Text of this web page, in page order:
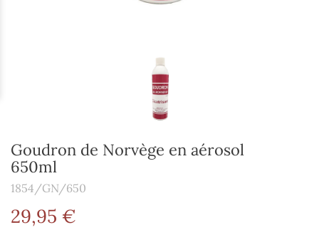
Goudron de Norvège en aérosol
650ml
1854/GN/650
29,95 €